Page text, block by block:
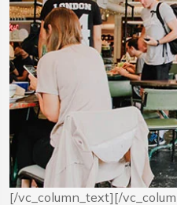
[/vc_column_text][/